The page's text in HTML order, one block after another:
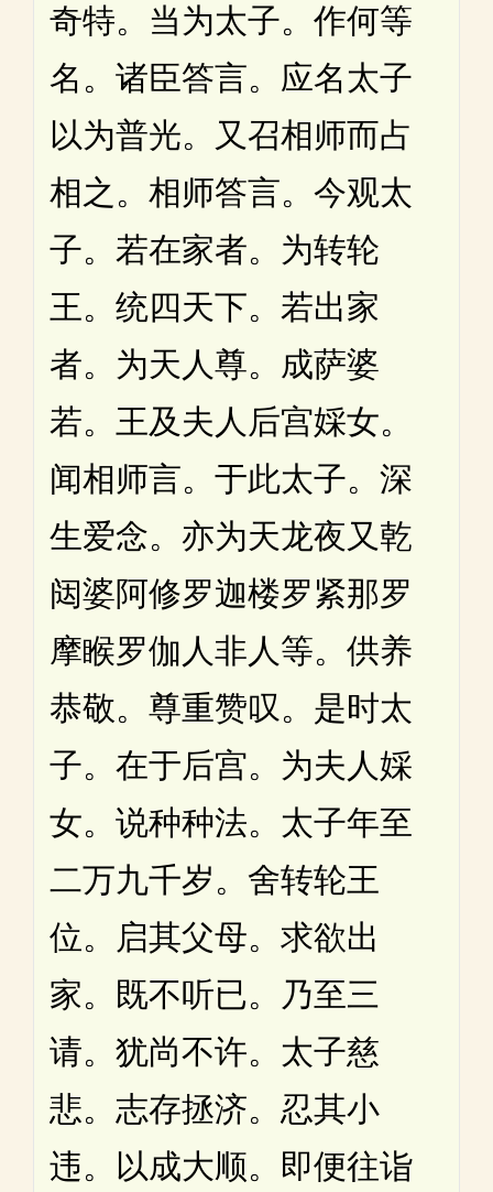
奇特。当为太子。作何等
名。诸臣答言。应名太子
以为普光。又召相师而占
相之。相师答言。今观太
子。若在家者。为转轮
王。统四天下。若出家
者。为天人尊。成萨婆
若。王及夫人后宫婇女。
闻相师言。于此太子。深
生爱念。亦为天龙夜又乾
闼婆阿修罗迦楼罗紧那罗
摩睺罗伽人非人等。供养
恭敬。尊重赞叹。是时太
子。在于后宫。为夫人婇
女。说种种法。太子年至
二万九千岁。舍转轮王
位。启其父母。求欲出
家。既不听已。乃至三
请。犹尚不许。太子慈
悲。志存拯济。忍其小
违。以成大顺。即便往诣